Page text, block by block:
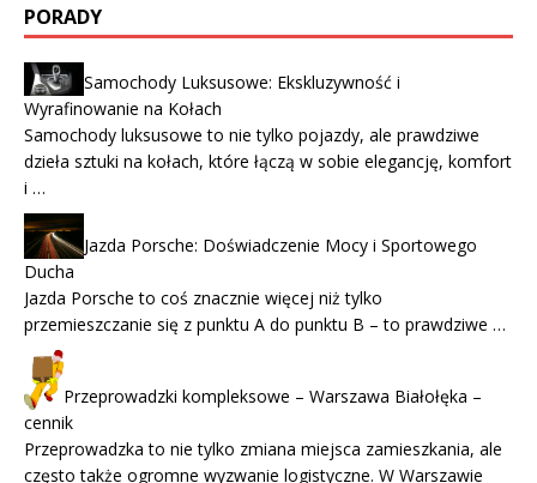
PORADY
Samochody Luksusowe: Ekskluzywność i
Wyrafinowanie na Kołach
Samochody luksusowe to nie tylko pojazdy, ale prawdziwe
dzieła sztuki na kołach, które łączą w sobie elegancję, komfort
i …
Jazda Porsche: Doświadczenie Mocy i Sportowego
Ducha
Jazda Porsche to coś znacznie więcej niż tylko
przemieszczanie się z punktu A do punktu B – to prawdziwe …
Przeprowadzki kompleksowe – Warszawa Białołęka –
cennik
Przeprowadzka to nie tylko zmiana miejsca zamieszkania, ale
często także ogromne wyzwanie logistyczne. W Warszawie